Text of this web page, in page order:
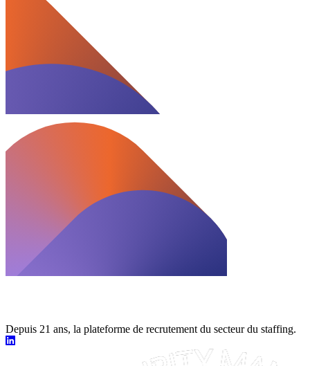
Depuis 21 ans, la plateforme de recrutement du secteur du staffing.